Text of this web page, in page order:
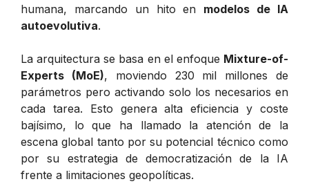
humana, marcando un hito en modelos de IA
autoevolutiva.
La arquitectura se basa en el enfoque Mixture-of-
Experts (MoE), moviendo 230 mil millones de
parámetros pero activando solo los necesarios en
cada tarea. Esto genera alta eficiencia y coste
bajísimo, lo que ha llamado la atención de la
escena global tanto por su potencial técnico como
por su estrategia de democratización de la IA
frente a limitaciones geopolíticas.